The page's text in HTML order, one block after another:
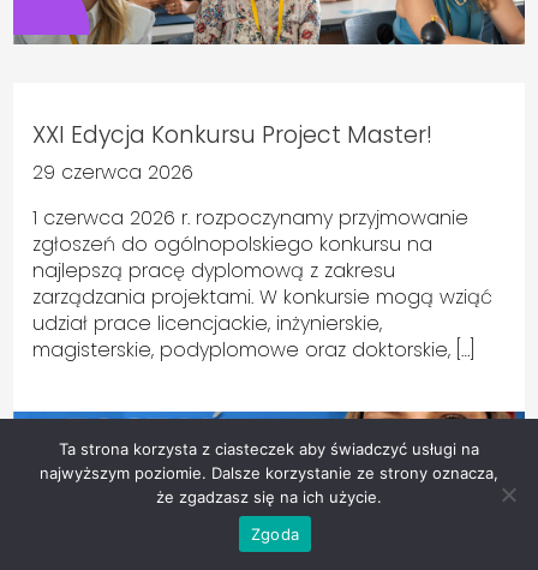
XXI Edycja Konkursu Project Master!
29 czerwca 2026
1 czerwca 2026 r. rozpoczynamy przyjmowanie
zgłoszeń do ogólnopolskiego konkursu na
najlepszą pracę dyplomową z zakresu
zarządzania projektami. W konkursie mogą wziąć
udział prace licencjackie, inżynierskie,
magisterskie, podyplomowe oraz doktorskie, […]
Ta strona korzysta z ciasteczek aby świadczyć usługi na
najwyższym poziomie. Dalsze korzystanie ze strony oznacza,
że zgadzasz się na ich użycie.
Zgoda